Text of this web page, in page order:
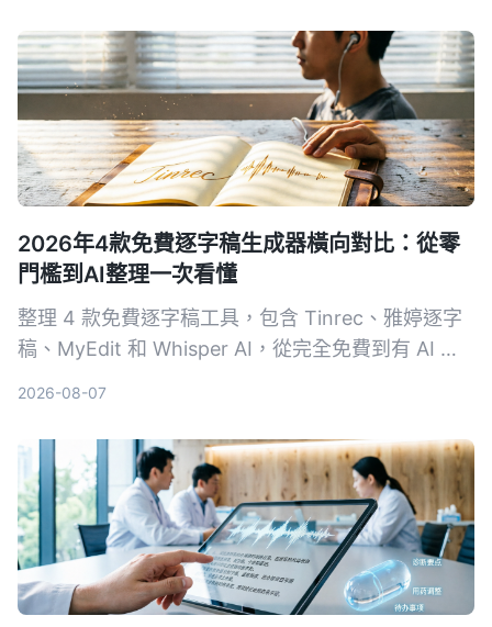
2026年4款免費逐字稿生成器橫向對比：從零
門檻到AI整理一次看懂
整理 4 款免費逐字稿工具，包含 Tinrec、雅婷逐字
稿、MyEdit 和 Whisper AI，從完全免費到有 AI 進
2026-08-07